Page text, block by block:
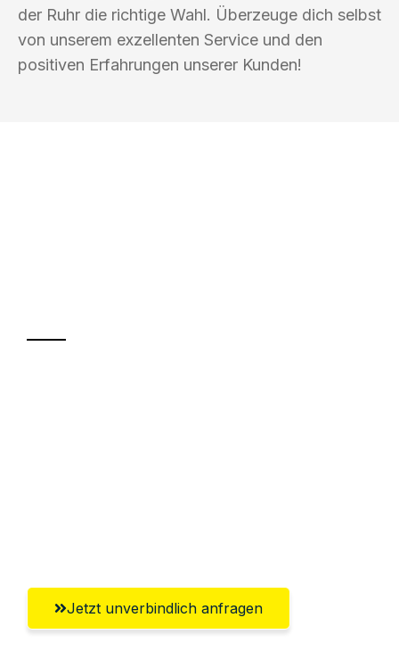
der Ruhr die richtige Wahl. Überzeuge dich selbst
von unserem exzellenten Service und den
positiven Erfahrungen unserer Kunden!
Jetzt unverbindlich anfragen